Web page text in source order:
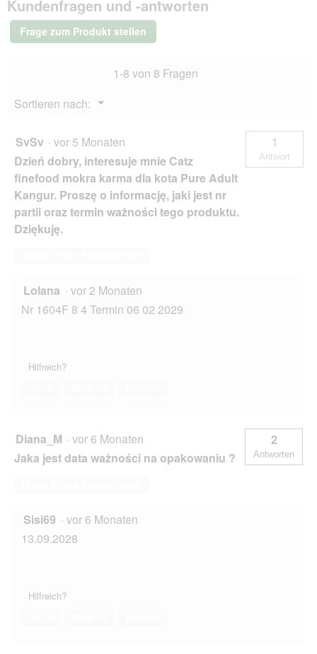
Katze
Adult
Kundenfragen und -antworten
Frage zum Produkt stellen
1-8 von 8 Fragen
Sortieren nach:
▼
Menü
SvSv · vor 5 Monaten
Dzień dobry, interesuje mnie Catz
finefood mokra karma dla kota Pure Adult
Kangur. Proszę o informację, jaki jest nr
partii oraz termin ważności tego produktu.
Dziękuję.
1
Antwort
Lolana · vor 2 Monaten
Nr 1604F 8 4 Termin 06 02 2029
Hilfreich?
Diana_M · vor 6 Monaten
Jaka jest data ważności na opakowaniu ?
2
Antworten
Sisi69 · vor 6 Monaten
13.09.2028
Hilfreich?